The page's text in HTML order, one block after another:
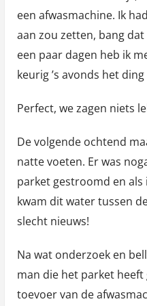
een afwasmachine. Ik
aan zou zetten, bang
een paar dagen heb ik
keurig ’s avonds het
Perfect, we zagen niets
De volgende ochtend
natte voeten. Er was
parket gestroomd en
kwam dit water tussen
slecht nieuws!
Na wat onderzoek en
man die het parket heeft
toevoer van de